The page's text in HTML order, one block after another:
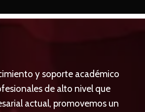
y soporte académico
de alto nivel que
actual, promovemos un